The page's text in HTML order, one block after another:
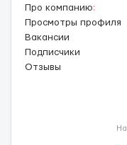
Про компанию:
Просмотры профиля
Вакансии
Подписчики
Отзывы